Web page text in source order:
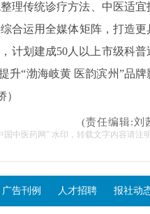
理传统诊疗方法、中医适宜
合运用全媒体矩阵，打造更
计划建成50人以上市级科普
升“渤海岐黄 医韵滨州”品牌
(责任编辑:刘
中医药网” 水印，转载文字内容请注明
广告刊例 人才招聘 报社动